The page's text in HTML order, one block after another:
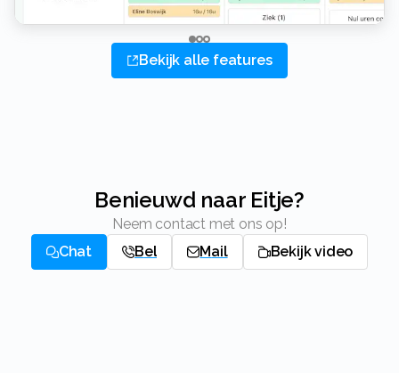
Bekijk alle features
Benieuwd naar Eitje?
Neem contact met ons op!
Chat
Bel Mail Bekijk video